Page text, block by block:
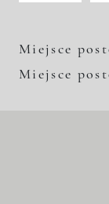
Miejsce
Miejsce